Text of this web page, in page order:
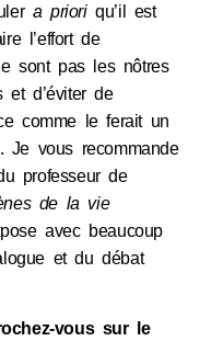
a prioriqu’il est
l’effort de
sont pas les nôtres
et d’éviter de
comme le ferait un
. Je vous recommande
professeur de
de la vie
avec beaucoup
et du débat
vous sur le